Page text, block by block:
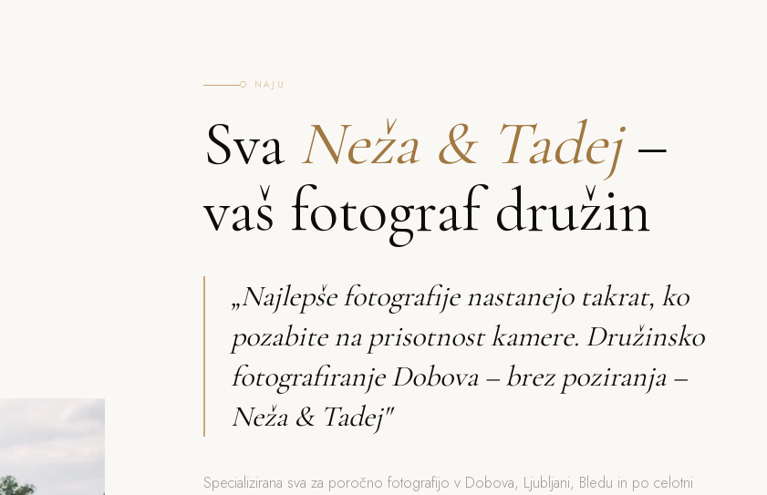
O NAJU
Sva Neža & Tadej–
vaš fotograf družin
„Najlepše fotografije nastanejo takrat, ko
pozabite na prisotnost kamere. Družinsko
fotografiranje Dobova – brez poziranja –
Neža & Tadej"
Specializirana sva za poročno fotografijo v Dobova, Ljubljani, Bledu in po celotni